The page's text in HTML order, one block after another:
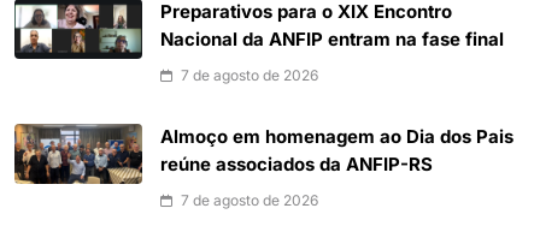
Preparativos para o XIX Encontro
Nacional da ANFIP entram na fase final
7 de agosto de 2026
Almoço em homenagem ao Dia dos Pais
reúne associados da ANFIP-RS
7 de agosto de 2026